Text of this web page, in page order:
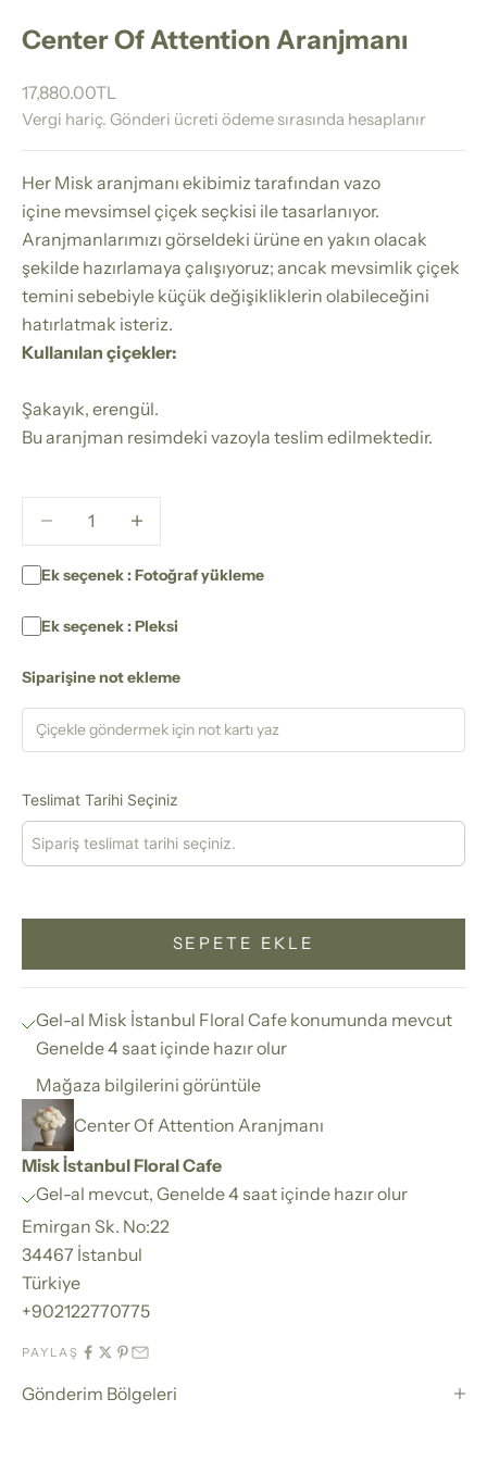
Center Of Attention Aranjmanı
İndirimli fiyat
17,880.00TL
Vergi hariç. Gönderi ücreti ödeme sırasında hesaplanır
Her Misk aranjmanı ekibimiz tarafından vazo
içine mevsimsel çiçek seçkisi ile tasarlanıyor.
Aranjmanlarımızı görseldeki ürüne en yakın olacak
şekilde hazırlamaya çalışıyoruz; ancak mevsimlik çiçek
temini sebebiyle küçük değişikliklerin olabileceğini
hatırlatmak isteriz.
Kullanılan çiçekler:
Şakayık, erengül.
Bu aranjman resimdeki vazoyla teslim edilmektedir.
Miktarı azalt Miktarı azalt
Ek seçenek : Fotoğraf yükleme
Ek seçenek : Pleksi
Siparişine not ekleme
Teslimat Tarihi Seçiniz
SEPETE EKLE
Gel-al Misk İstanbul Floral Cafe konumunda mevcut
Genelde 4 saat içinde hazır olur
Mağaza bilgilerini görüntüle
Center Of Attention Aranjmanı
Misk İstanbul Floral Cafe
Gel-al mevcut, Genelde 4 saat içinde hazır olur
Emirgan Sk. No:22
34467 İstanbul
Türkiye
+902122770775
PAYLAŞ
Gönderim Bölgeleri